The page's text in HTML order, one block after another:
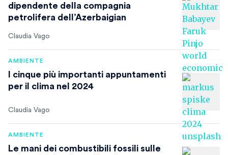
dipendente della compagnia
petrolifera dell’Azerbaigian
Claudia Vago
AMBIENTE
I cinque più importanti appuntamenti
per il clima nel 2024
Claudia Vago
AMBIENTE
Le mani dei combustibili fossili sulle